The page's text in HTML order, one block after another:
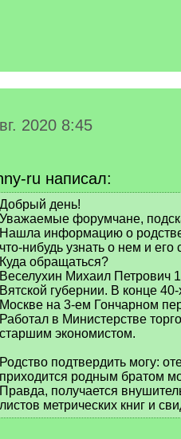
2020 8:45
ru написал:
[
q
]
Добрый день!
Уважаемые форумчане,
Нашла информацию о
что-нибудь узнать о нем и его
Куда обращаться?
Веселухин Михаил Петрович
Вятской губернии. В конце
Москве на 3-ем Гончарном
Работал в Министерстве
старшим экономистом.
Родство подтвердить могу:
приходится родным братом
Правда, получается
листов метрических книг и
[